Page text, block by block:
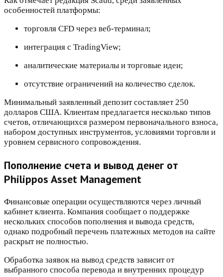
особенностей платформы:
торговля CFD через веб-терминал;
интеграция с TradingView;
аналитические материалы и торговые идеи;
отсутствие ограничений на количество сделок.
Минимальный заявленный депозит составляет 250
долларов США. Клиентам предлагается несколько типов
счетов, отличающихся размером первоначального взноса,
набором доступных инструментов, условиями торговли и
уровнем сервисного сопровождения.
Пополнение счета и вывод денег от
Philippos Asset Management
Финансовые операции осуществляются через личный
кабинет клиента. Компания сообщает о поддержке
нескольких способов пополнения и вывода средств,
однако подробный перечень платежных методов на сайте
раскрыт не полностью.
Обработка заявок на вывод средств зависит от
выбранного способа перевода и внутренних процедур